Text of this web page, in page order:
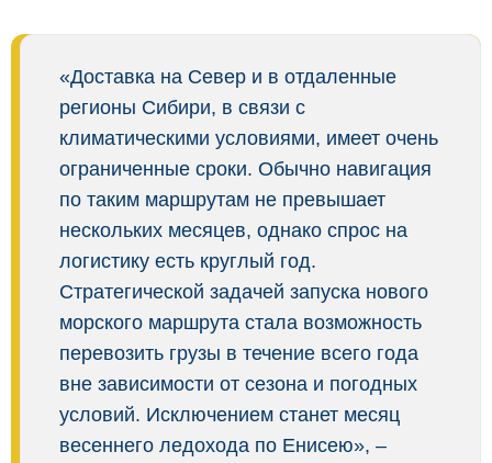
«Доставка на Север и в отдаленные
регионы Сибири, в связи с
климатическими условиями, имеет очень
ограниченные сроки. Обычно навигация
по таким маршрутам не превышает
нескольких месяцев, однако спрос на
логистику есть круглый год.
Стратегической задачей запуска нового
морского маршрута стала возможность
перевозить грузы в течение всего года
вне зависимости от сезона и погодных
условий. Исключением станет месяц
весеннего ледохода по Енисею», –